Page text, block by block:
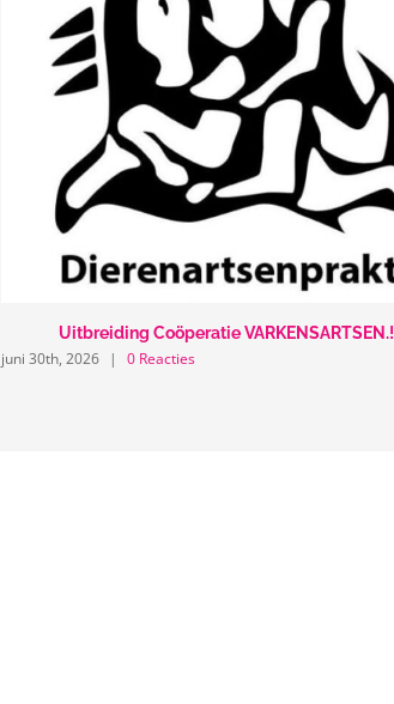
Uitbreiding Coöperatie VARKENSARTSEN.!
juni 30th, 2026 | 0 Reacties